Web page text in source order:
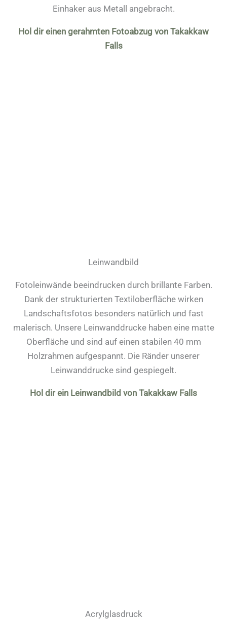
Einhaker aus Metall angebracht.
Hol dir einen gerahmten Fotoabzug von Takakkaw
Falls
Leinwandbild
Fotoleinwände beeindrucken durch brillante Farben.
Dank der strukturierten Textiloberfläche wirken
Landschaftsfotos besonders natürlich und fast
malerisch. Unsere Leinwanddrucke haben eine matte
Oberfläche und sind auf einen stabilen 40 mm
Holzrahmen aufgespannt. Die Ränder unserer
Leinwanddrucke sind gespiegelt.
Hol dir ein Leinwandbild von Takakkaw Falls
Acrylglasdruck